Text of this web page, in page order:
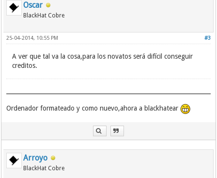
Oscar
BlackHat Cobre
#3
25-04-2014, 10:55 PM
A ver que tal va la cosa,para los novatos será difícil conseguir
creditos.
Ordenador formateado y como nuevo,ahora a blackhatear
Arroyo
BlackHat Cobre